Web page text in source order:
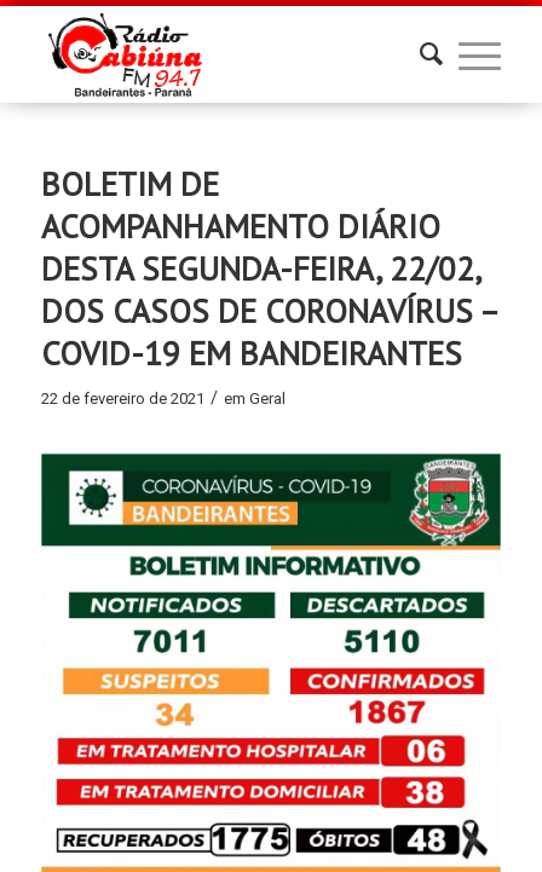
BOLETIM DE
ACOMPANHAMENTO DIÁRIO
DESTA SEGUNDA-FEIRA, 22/02,
DOS CASOS DE CORONAVÍRUS –
COVID-19 EM BANDEIRANTES
22 de fevereiro de 2021 / em Geral